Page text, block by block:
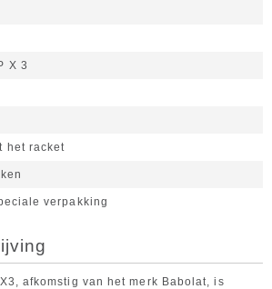
X 3
het racket
verpakking
afkomstig van het merk Babolat, is